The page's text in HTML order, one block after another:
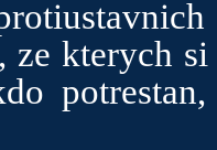
ze kterych